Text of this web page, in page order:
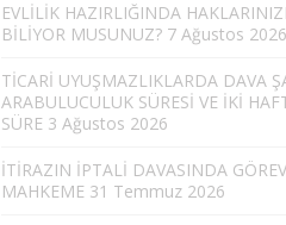
EVLİLİK HAZIRLIĞINDA HAKLARINIZI
BİLİYOR MUSUNUZ? 7 Ağustos 2026
TİCARİ UYUŞMAZLIKLARDA DAVA
ARABULUCULUK SÜRESİ VE İKİ
SÜRE 3 Ağustos 2026
İTİRAZIN İPTALİ DAVASINDA
MAHKEME 31 Temmuz 2026